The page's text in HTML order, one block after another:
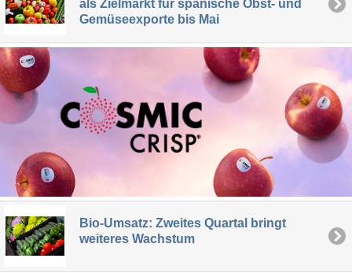
als Zielmarkt für spanische Obst- und
Gemüseexporte bis Mai
Bio-Umsatz: Zweites Quartal bringt
weiteres Wachstum